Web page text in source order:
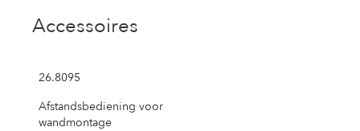
Accessoires
26.8095
Afstandsbediening voor
wandmontage